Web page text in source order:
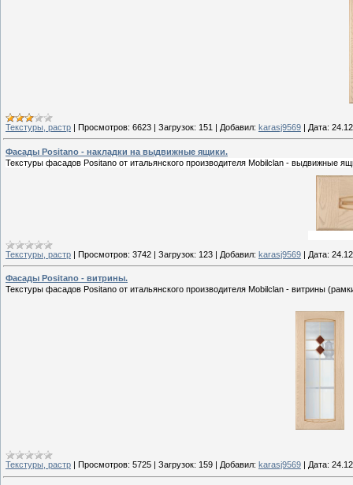
Текстуры, растр | Просмотров: 6623 | Загрузок: 151 | Добавил: karasj9569 | Дата:
Фасады Positano - накладки на выдвижные ящики.
Текстуры фасадов Positano от итальянского производителя Mobilclan - выдвижные
Текстуры, растр | Просмотров: 3742 | Загрузок: 123 | Добавил: karasj9569 | Дата:
Фасады Positano - витрины.
Текстуры фасадов Positano от итальянского производителя Mobilclan - витрины
Текстуры, растр | Просмотров: 5725 | Загрузок: 159 | Добавил: karasj9569 | Дата: